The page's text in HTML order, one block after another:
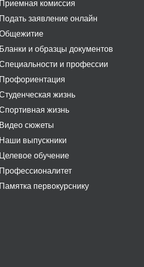
Приемная комиссия
Подать заявление онлайн
Бланки и образцы документов
и профессии
Профориентация
жизнь
жизнь
Видео сюжеты
Наши выпускники
Целевое обучение
Профессионалитет
Памятка первокурснику